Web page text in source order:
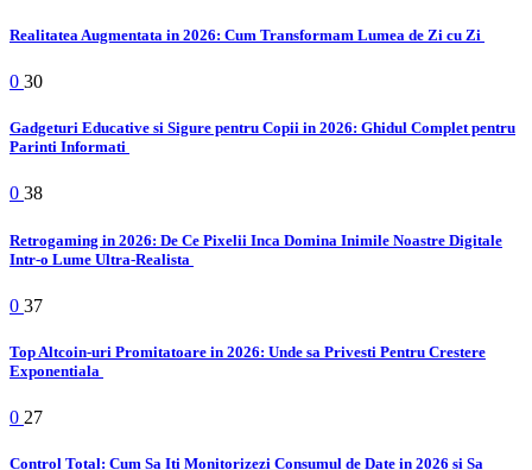
Realitatea Augmentata in 2026: Cum Transformam Lumea de Zi cu Zi
0 30
Gadgeturi Educative si Sigure pentru Copii in 2026: Ghidul Complet pentru
Parinti Informati
0 38
Retrogaming in 2026: De Ce Pixelii Inca Domina Inimile Noastre Digitale
Intr-o Lume Ultra-Realista
0 37
Top Altcoin-uri Promitatoare in 2026: Unde sa Privesti Pentru Crestere
Exponentiala
0 27
Control Total: Cum Sa Iti Monitorizezi Consumul de Date in 2026 si Sa